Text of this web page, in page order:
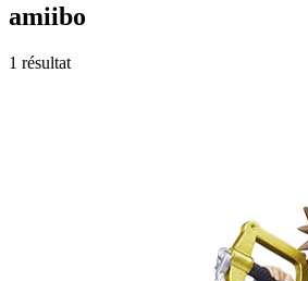
amiibo
1 résultat